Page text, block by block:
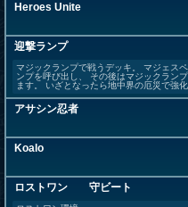
Heroes Unite
迎撃ランプ
マジックランプで戦うデッキ。 マジェス
ンプを呼び出し、 その後はマジックラン
ます。 いざとなったら地中界の厄災で強
アサシン忍者
Koalo
ロストワン 守ビート